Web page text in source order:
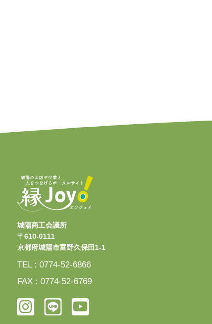
城陽商工会議所
〒610-0111
京都府城陽市富野久保田1-1
TEL : 0774-52-6866
FAX : 0774-52-6769